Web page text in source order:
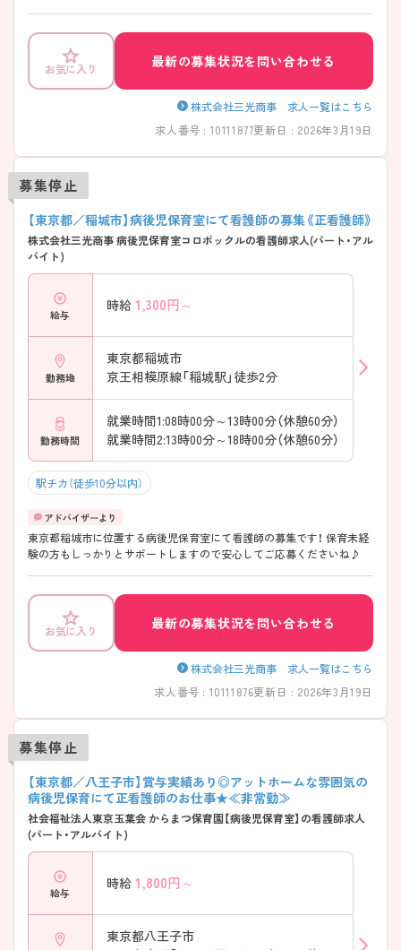
お気に入り 最新の募集状況を問い合わせる
株式会社三光商事 求人一覧はこちら
求人番号 : 10111877更新日 : 2026年3月19日
募集停止
【東京都／稲城市】病後児保育室にて看護師の募集《正看護師》
株式会社三光商事 病後児保育室コロボックルの看護師求人(パート・アル
バイト)
給与
時給 1,300円～
勤務地
東京都稲城市
京王相模原線「稲城駅」徒歩2分
勤務時間
就業時間1:08時00分～13時00分（休憩60分）
就業時間2:13時00分～18時00分（休憩60分）
駅チカ（徒歩10分以内）
東京都稲城市に位置する病後児保育室にて看護師の募集です！ 保育未経
験の方もしっかりとサポートしますので安心してご応募くださいね♪
お気に入り 最新の募集状況を問い合わせる
株式会社三光商事 求人一覧はこちら
求人番号 : 10111876更新日 : 2026年3月19日
募集停止
【東京都／八王子市】賞与実績あり◎アットホームな雰囲気の
病後児保育にて正看護師のお仕事★≪非常勤≫
社会福祉法人東京玉葉会 からまつ保育園【病後児保育室】の看護師求人
(パート・アルバイト)
給与
時給 1,800円～
東京都八王子市